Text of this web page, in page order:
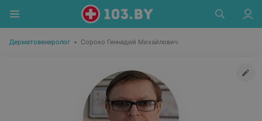
Дерматовенеролог • Сороко Геннадий Михайлович